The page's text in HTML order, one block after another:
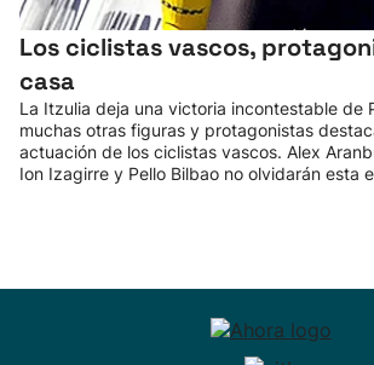
Los ciclistas vascos,
casa
La Itzulia deja una victoria incontestable de
muchas otras figuras y protagonistas
actuación de los ciclistas vascos. Alex
Ion Izagirre y Pello Bilbao no olvidarán esta